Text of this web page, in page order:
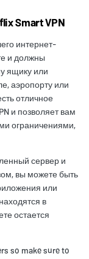
Smart VPN
интернет-
и должны
ящику или
аэропорту или
отличное
и позволяет вам
ограничениями,
сервер и
вы можете быть
или
в
остается
so make sure to